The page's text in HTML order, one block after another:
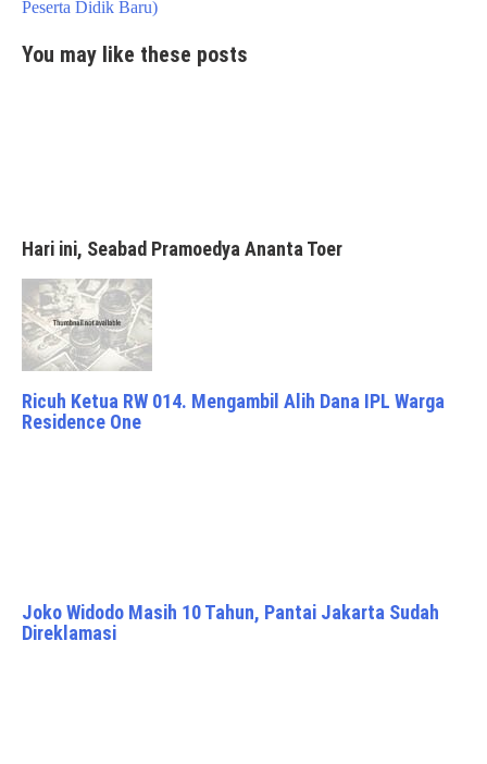
Peserta Didik Baru)
You may like these posts
Hari ini, Seabad Pramoedya Ananta Toer
Ricuh Ketua RW 014. Mengambil Alih Dana IPL Warga
Residence One
Joko Widodo Masih 10 Tahun, Pantai Jakarta Sudah
Direklamasi